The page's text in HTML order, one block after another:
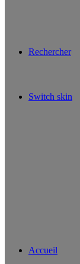
Rechercher
Switch skin
Accueil